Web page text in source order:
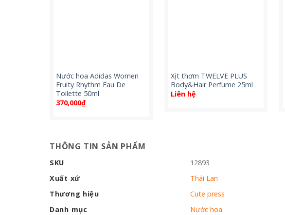
Nước hoa Adidas Women
Fruity Rhythm Eau De
Toilette 50ml
370,000₫
Xịt thơm TWELVE PLUS
Body&Hair Perfume 25ml
Liên hệ
THÔNG TIN SẢN PHẨM
SKU
12893
Xuất xứ
Thái Lan
Thương hiệu
Cute press
Danh mục
Nước hoa